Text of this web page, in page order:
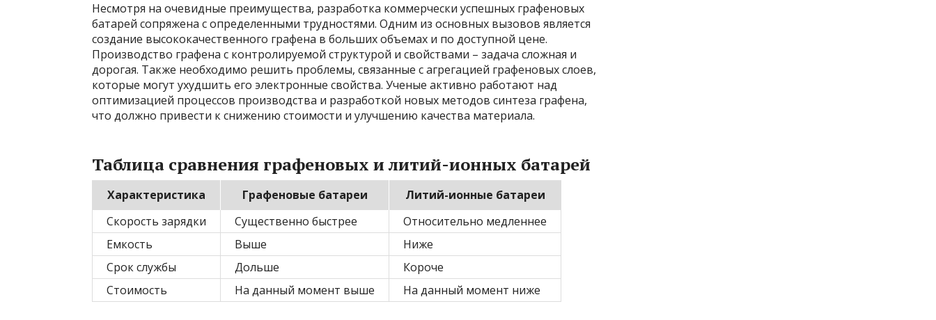
Несмотря на очевидные преимущества, разработка коммерчески успешных графеновых
батарей сопряжена с определенными трудностями. Одним из основных вызовов является
создание высококачественного графена в больших объемах и по доступной цене.
Производство графена с контролируемой структурой и свойствами – задача сложная и
дорогая. Также необходимо решить проблемы, связанные с агрегацией графеновых слоев,
которые могут ухудшить его электронные свойства. Ученые активно работают над
оптимизацией процессов производства и разработкой новых методов синтеза графена,
что должно привести к снижению стоимости и улучшению качества материала.
Таблица сравнения графеновых и литий-ионных батарей
Характеристика Графеновые батареи
Литий-ионные батареи
Скорость зарядки
Существенно быстрее
Относительно медленнее
Емкость
Выше
Ниже
Срок службы
Дольше
Короче
Стоимость
На данный момент выше На данный момент ниже